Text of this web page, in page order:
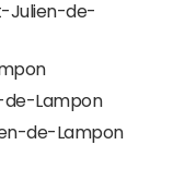
Julien-de-
de-Lampon
de-Lampon